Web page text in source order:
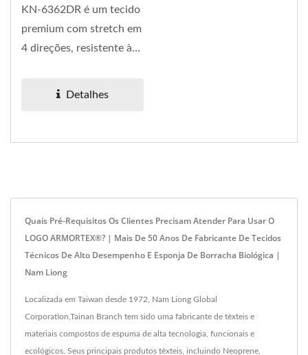
KN-6362DR é um tecido
premium com stretch em
4 direções, resistente à
Detalhes
Quais Pré-Requisitos Os Clientes Precisam Atender Para Usar O
LOGO ARMORTEX®? | Mais De 50 Anos De Fabricante De Tecidos
Técnicos De Alto Desempenho E Esponja De Borracha Biológica |
Nam Liong
Localizada em Taiwan desde 1972, Nam Liong Global
Corporation,Tainan Branch tem sido uma fabricante de têxteis e
materiais compostos de espuma de alta tecnologia, funcionais e
ecológicos. Seus principais produtos têxteis, incluindo Neoprene,